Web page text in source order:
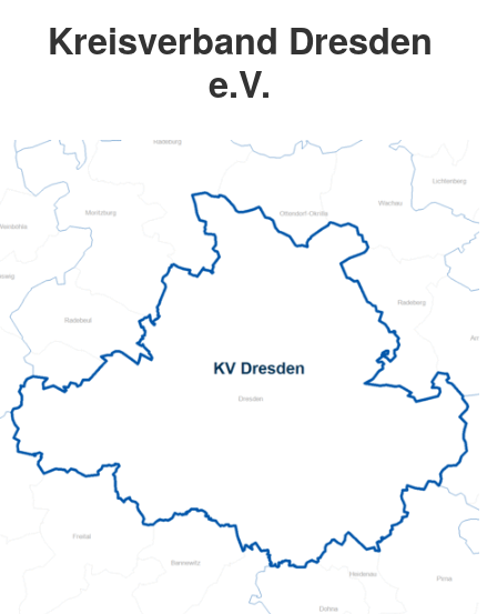
Kreisverband Dresden
e.V.